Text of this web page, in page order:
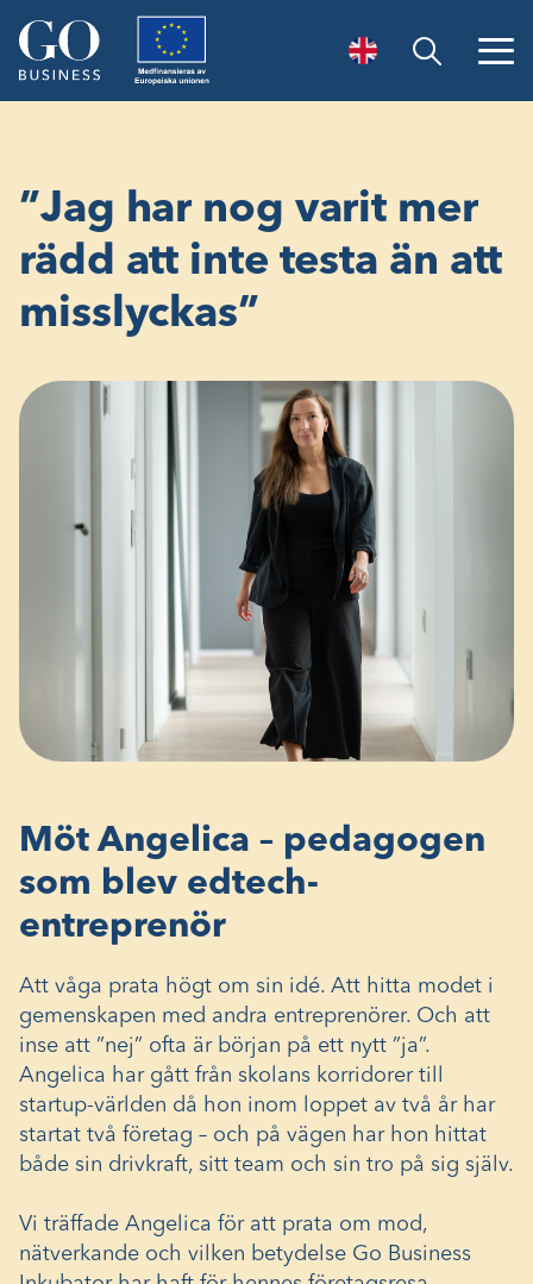
Öppna sök
-
”Jag har nog varit mer
rädd att inte testa än att
misslyckas”
Möt Angelica – pedagogen
som blev edtech-
entreprenör
Att våga prata högt om sin idé. Att hitta modet i
gemenskapen med andra entreprenörer. Och att
inse att ”nej” ofta är början på ett nytt ”ja”.
Angelica har gått från skolans korridorer till
startup-världen då hon inom loppet av två år har
startat två företag – och på vägen har hon hittat
både sin drivkraft, sitt team och sin tro på sig själv.
Vi träffade Angelica för att prata om mod,
nätverkande och vilken betydelse Go Business